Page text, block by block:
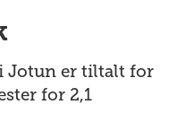
Jotun er tiltalt for
for 2,1